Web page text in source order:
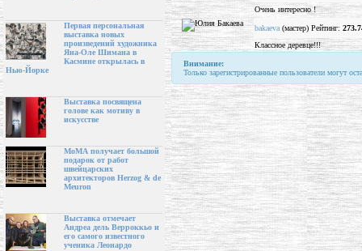
Первая персональная
выставка новых
произведений художника
Яна-Оле Шимана в
Касмине открылась в
Нью-Йорке
Выставка посвящена
голове как мотиву в
искусстве
МоМА получает большой
подарок от работ
швейцарских
архитекторов Herzog & de
Meuron
Выставка отмечает
Андреа дель Верроккьо и
его самого известного
ученика Леонардо
Очень интересно !
bakaeva (мастер) Рейтинг:
Классное деревце!!!
Внимание:
Только зарегистрированные пользователи могут